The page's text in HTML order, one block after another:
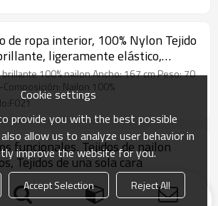
de ropa interior, 100% Nylon Tejido
ligeramente elástico,
y suave.
100% nailon Ancho: 167 cm Peso: 70
Nailon 100%
funcionales, Tejidos de nailon
Tejidos de una sola cara
de nailon cálidos, Tejidos de una sola cara
150 cm Peso: 120 g/m2 -Composición: Hilo
Cookie settings
provide you with the best possible
allow us to analyze user behavior in
improve the website for you.
Accept Selection Reject All